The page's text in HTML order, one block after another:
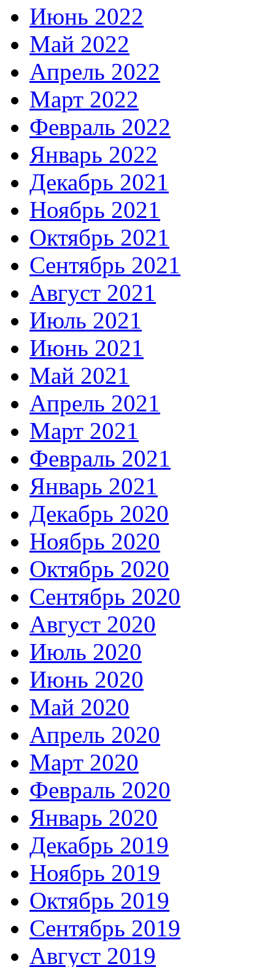
Июнь 2022
Май 2022
Апрель 2022
Март 2022
Февраль 2022
Январь 2022
Декабрь 2021
Ноябрь 2021
Октябрь 2021
Сентябрь 2021
Август 2021
Июль 2021
Июнь 2021
Май 2021
Апрель 2021
Март 2021
Февраль 2021
Январь 2021
Декабрь 2020
Ноябрь 2020
Октябрь 2020
Сентябрь 2020
Август 2020
Июль 2020
Июнь 2020
Май 2020
Апрель 2020
Март 2020
Февраль 2020
Январь 2020
Декабрь 2019
Ноябрь 2019
Октябрь 2019
Сентябрь 2019
Август 2019